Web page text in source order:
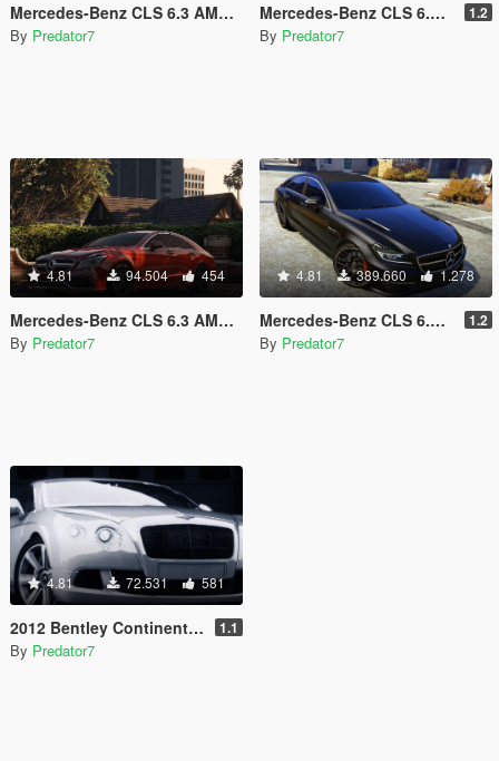
Mercedes-Benz CLS 6.3 AMG 2015 [Add-On]
By Predator7
Mercedes-Benz CLS 6.3 AMG [Add-On] 1.2
By Predator7
4.81 94.504 454
Mercedes-Benz CLS 6.3 AMG 2015
By Predator7
4.81 389.660 1.278
Mercedes-Benz CLS 6.3 AMG 1.2
By Predator7
4.81 72.531 581
2012 Bentley Continental GT 1.1
By Predator7